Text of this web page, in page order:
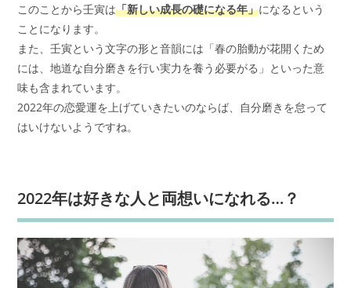
このことから壬寅は「新しい成長の礎になる年」になるという
ことになります。
また、壬寅という文字の形と音韻には「春の胎動が花開くため
には、地道な自分磨きを行い実力を養う必要がる」といった意
味も含まれています。
2022年の恋愛運を上げていきたいのならば、自分磨きを怠って
はいけないようですね。
2022年は好きな人と両想いになれる…？